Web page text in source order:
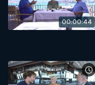
00:00:44